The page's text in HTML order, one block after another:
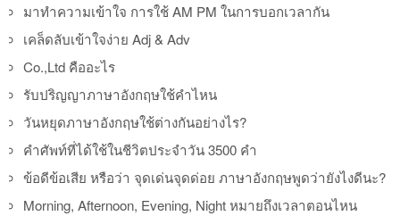
มาทำความเข้าใจ การใช้ AM PM ในการบอกเวลากัน
เคล็ดลับเข้าใจง่าย Adj & Adv
Co.,Ltd คืออะไร
รับปริญญาภาษาอังกฤษใช้คำไหน
วันหยุดภาษาอังกฤษใช้ต่างกันอย่างไร?
คำศัพท์ที่ได้ใช้ในชีวิตประจำวัน 3500 คำ
ข้อดีข้อเสีย หรือว่า จุดเด่นจุดด่อย ภาษาอังกฤษพูดว่ายังไงดีนะ?
Morning, Afternoon, Evening, Night หมายถึงเวลาตอนไหน